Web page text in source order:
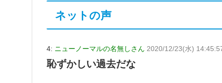
ネットの声
4: ニューノーマルの名無しさん 2020/12/23(水)
恥ずかしい過去だな